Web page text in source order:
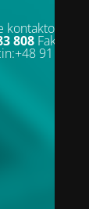
E-
808 Faks:+48
91 852